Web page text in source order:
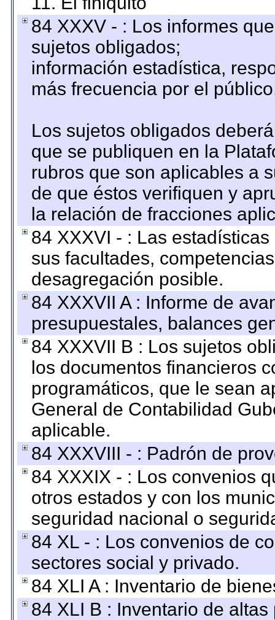
84 XXXV - : Los informes
sujetos obligados;
información estadística,
más frecuencia por el
Los sujetos obligados
que se publiquen en la
rubros que son aplicables a
de que éstos verifiquen y
la relación de fracciones
84 XXXVI - : Las
sus facultades,
desagregación posible.
84 XXXVII A : Informe de
presupuestales, balances
84 XXXVII B : Los sujetos
los documentos financieros
programáticos, que le sean
General de Contabilidad
aplicable.
84 XXXVIII - : Padrón de
84 XXXIX - : Los convenios
otros estados y con los
seguridad nacional o
84 XL - : Los convenios de
sectores social y privado.
84 XLI A : Inventario de
84 XLI B : Inventario de